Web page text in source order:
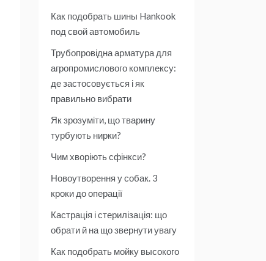
Как подобрать шины Hankook
под свой автомобиль
Трубопровідна арматура для
агропромислового комплексу:
де застосовується і як
правильно вибрати
Як зрозуміти, що тварину
турбують нирки?
Чим хворіють сфінкси?
Новоутворення у собак. 3
кроки до операції
Кастрація і стерилізація: що
обрати й на що звернути увагу
Как подобрать мойку высокого